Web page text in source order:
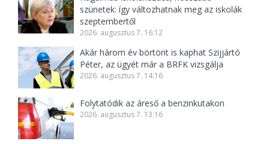
szünetek: így változhatnak meg az iskolák
szeptembertől
2026. augusztus 7. 16:12
Akár három év börtönt is kaphat Szijjártó
Péter, az ügyét már a BRFK vizsgálja
2026. augusztus 7. 14:16
Folytatódik az áreső a benzinkutakon
2026. augusztus 7. 13:16